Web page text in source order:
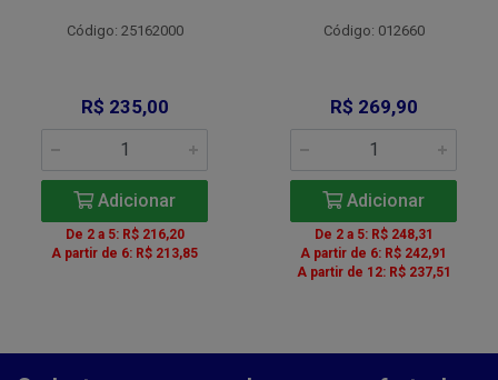
Código: 25162000
R$ 235,00
Adicionar
De 2 a 5: R$ 216,20
A partir de 6: R$ 213,85
Código: 012660
R$ 269,90
Adicionar
De 2 a 5: R$ 248,31
A partir de 6: R$ 242,91
A partir de 12: R$ 237,51